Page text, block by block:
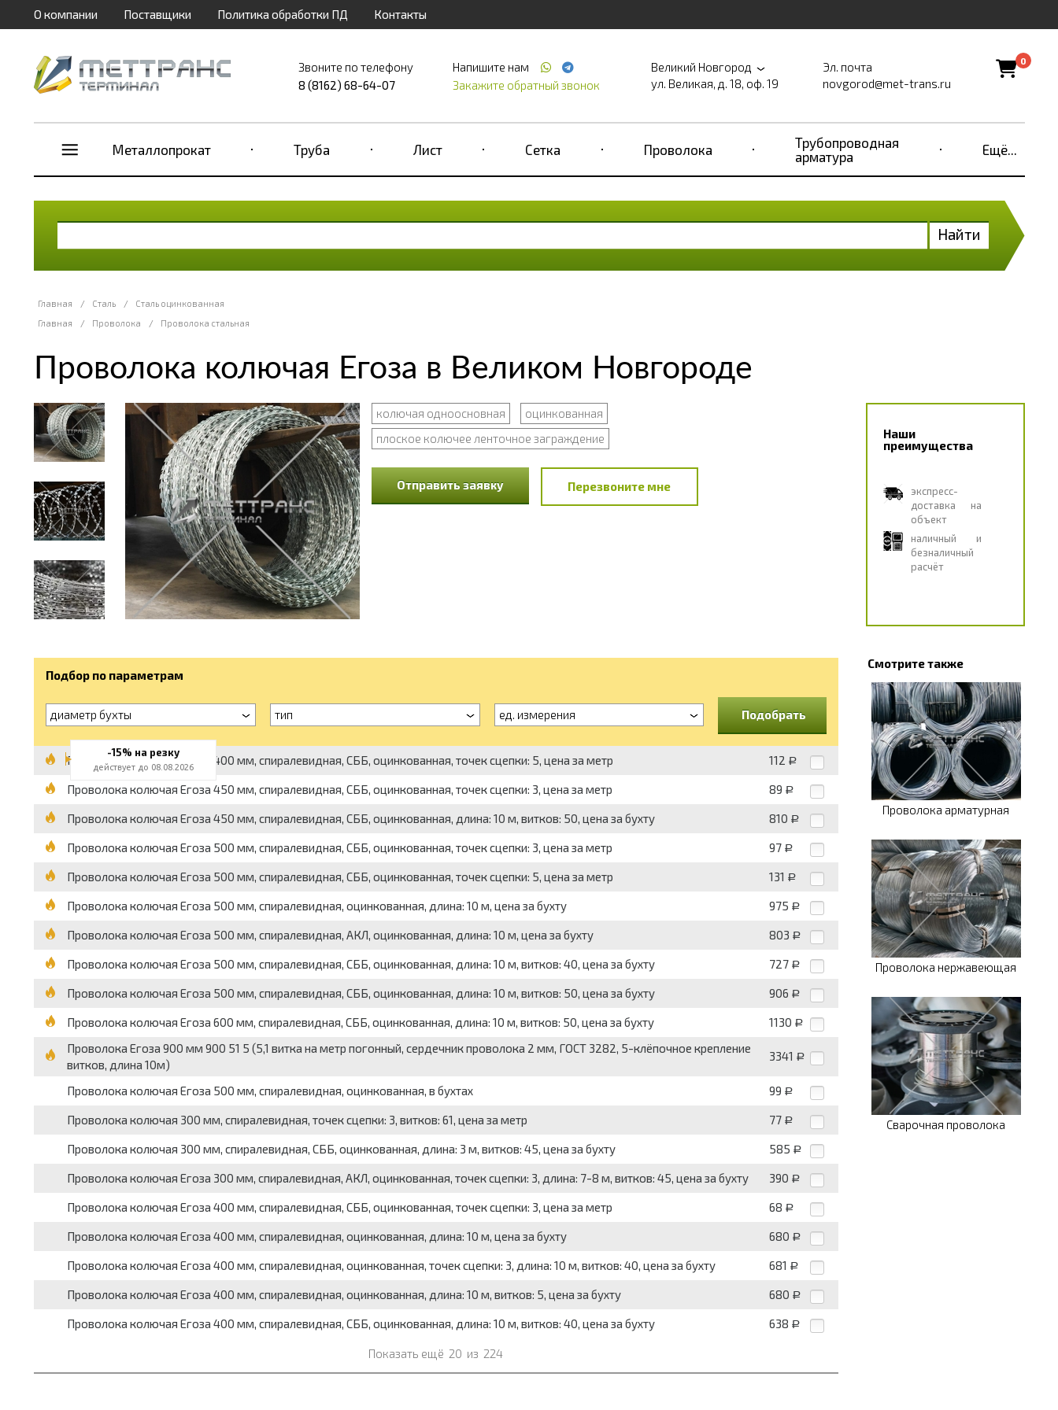
О компании Поставщики Политика обработки ПД Контакты
Звоните по телефону
8 (8162) 68-64-07
Напишите нам
Закажите обратный звонок
Великий Новгород
ул. Великая, д. 18, оф. 19
Эл. почта
novgorod@met-trans.ru
0
Металлопрокат Труба Лист Сетка Проволока
Трубопроводная
арматура
Ещё...
Найти
Главная / Сталь /
Сталь оцинкованная
Главная
/ Проволока / Проволока стальная
Проволока колючая Егоза в Великом Новгороде
колючая одноосновная
оцинкованная
плоское колючее ленточное заграждение
Отправить заявку Перезвоните мне
Наши
преимущества
экспресс-
доставка на
объект
наличный и
безналичный
расчёт
Подбор по параметрам
диаметр бухты тип ед. измерения Подобрать
Проволока колючая Егоза 400 мм, спиралевидная, СББ, оцинкованная, точек сцепки: 5, цена за метр 112 Р
Проволока колючая Егоза 450 мм, спиралевидная, СББ, оцинкованная, точек сцепки: 3, цена за метр 89 Р
Проволока колючая Егоза 450 мм, спиралевидная, СББ, оцинкованная, длина: 10 м, витков: 50, цена за бухту 810 Р
Проволока колючая Егоза 500 мм, спиралевидная, СББ, оцинкованная, точек сцепки: 3, цена за метр 97 Р
Проволока колючая Егоза 500 мм, спиралевидная, СББ, оцинкованная, точек сцепки: 5, цена за метр 131 Р
Проволока колючая Егоза 500 мм, спиралевидная, оцинкованная, длина: 10 м, цена за бухту 975 Р
Проволока колючая Егоза 500 мм, спиралевидная, АКЛ, оцинкованная, длина: 10 м, цена за бухту 803 Р
Проволока колючая Егоза 500 мм, спиралевидная, СББ, оцинкованная, длина: 10 м, витков: 40, цена за бухту 727 Р
Проволока колючая Егоза 500 мм, спиралевидная, СББ, оцинкованная, длина: 10 м, витков: 50, цена за бухту 906 Р
Проволока колючая Егоза 600 мм, спиралевидная, СББ, оцинкованная, длина: 10 м, витков: 50, цена за бухту 1130 Р
Проволока Егоза 900 мм 900 51 5 (5,1 витка на метр погонный, сердечник проволока 2 мм, ГОСТ 3282, 5-клёпочное крепление
витков, длина 10м)
3341 Р
Проволока колючая Егоза 500 мм, спиралевидная, оцинкованная, в бухтах 99 Р
Проволока колючая 300 мм, спиралевидная, точек сцепки: 3, витков: 61, цена за метр 77 Р
Проволока колючая 300 мм, спиралевидная, СББ, оцинкованная, длина: 3 м, витков: 45, цена за бухту 585 Р
Проволока колючая Егоза 300 мм, спиралевидная, АКЛ, оцинкованная, точек сцепки: 3, длина: 7-8 м, витков: 45, цена за бухту 390 Р
Проволока колючая Егоза 400 мм, спиралевидная, СББ, оцинкованная, точек сцепки: 3, цена за метр 68 Р
Проволока колючая Егоза 400 мм, спиралевидная, оцинкованная, длина: 10 м, цена за бухту 680 Р
Проволока колючая Егоза 400 мм, спиралевидная, оцинкованная, точек сцепки: 3, длина: 10 м, витков: 40, цена за бухту 681 Р
Проволока колючая Егоза 400 мм, спиралевидная, оцинкованная, длина: 10 м, витков: 5, цена за бухту 680 Р
Проволока колючая Егоза 400 мм, спиралевидная, СББ, оцинкованная, длина: 10 м, витков: 40, цена за бухту 638 Р
Показать ещё 20 из 224
Смотрите также
Проволока арматурная
Проволока нержавеющая
Сварочная проволока
-15% на резку
действует до 08.08.2026